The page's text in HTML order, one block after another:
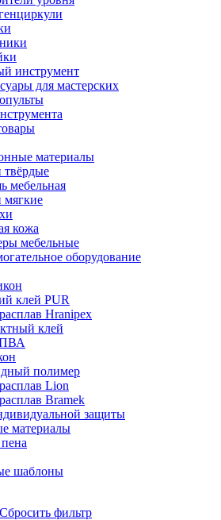
инструмент
для мастерских
материалы
твёрдые
мебельная
мягкие
кожа
мебельные
оборудование
клей PUR
Hranipex
клей
полимер
Lion
Bramek
защиты
материалы
шаблоны
Сбросить фильтр